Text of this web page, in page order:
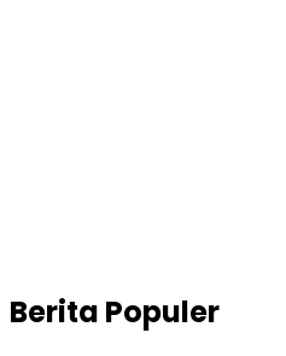
Berita Populer